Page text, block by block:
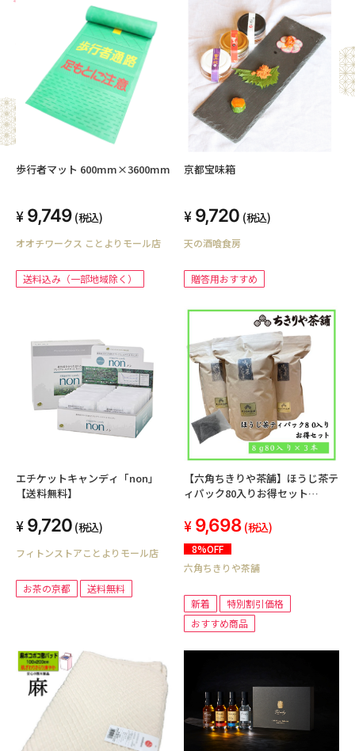
歩行者マット 600mm×3600mm
9,749 (税込)
オオチワークス ことよりモール店
送料込み（一部地域除く）
京都宝味箱
9,720 (税込)
天の酒喰食房
贈答用おすすめ
エチケットキャンディ「non」
【送料無料】
9,720 (税込)
フィトンストアことよりモール店
お茶の京都 送料無料
【六角ちきりや茶舗】ほうじ茶テ
ィパック80入りお得セット
9,698 (税込)
8%OFF
六角ちきりや茶舗
新着
特別割引価格
おすすめ商品